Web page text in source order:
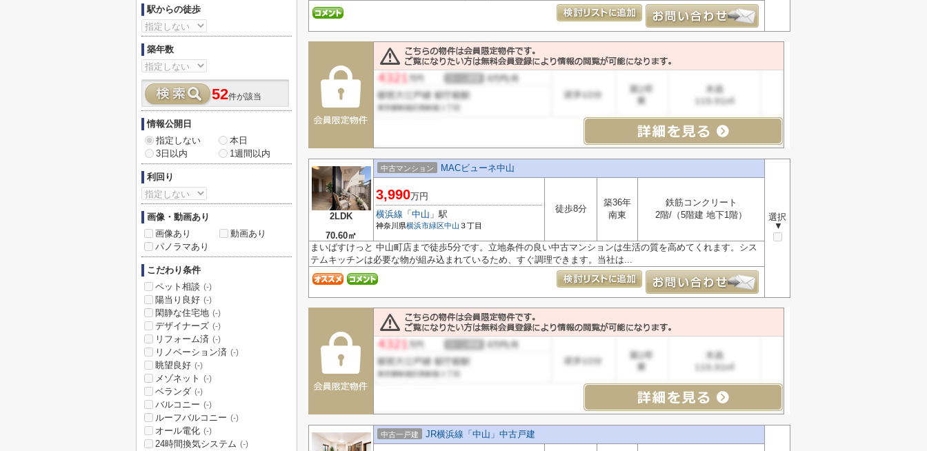
2LDK
70.60㎡
中古マンション MACビューネ中山
選択
▼
3,990万円
横浜線 「 中山 」駅
神奈川県横浜市緑区中山 ３丁目
徒歩8分
築36年
南東
鉄筋コンクリート
2階/（5階建 地下1階）
まいばすけっと 中山町店まで徒歩5分です。立地条件の良い中古マンションは生活の質を高めてくれます。シス
テムキッチンは必要な物が組み込まれているため、すぐ調理できます。当社は...
中古一戸建 JR横浜線「中山」中古戸建
駅からの徒歩
築年数
52件が該当
情報公開日
指定しない
本日
3日以内
1週間以内
利回り
画像・動画あり
画像あり
動画あり
パノラマあり
こだわり条件
ペット相談 (-)
陽当り良好 (-)
閑静な住宅地 (-)
デザイナーズ (-)
リフォーム済 (-)
リノベーション済 (-)
眺望良好 (-)
メゾネット (-)
ベランダ (-)
バルコニー (-)
ルーフバルコニー (-)
オール電化 (-)
24時間換気システム (-)